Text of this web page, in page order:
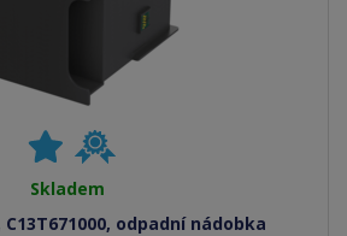
Skladem
C13T671000, odpadní nádobka